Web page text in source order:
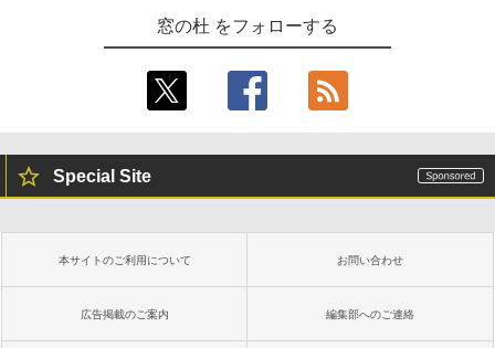
窓の杜 をフォローする
Special Site
本サイトのご利用について お問い合わせ
広告掲載のご案内 編集部へのご連絡